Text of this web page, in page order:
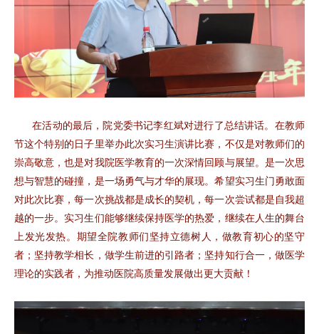
在活动的最后，院党委书记李红斌对进行了总结讲话。在教师
节这个特别的日子里举办此次实习生演讲比赛，不仅是对教师们的
崇高敬意，也是对我院医学教育的一次深情回顾与展望。是一次思
想与智慧的碰撞，是一场勇气与才华的展现。希望实习生门勇敢面
对此次比赛，每一次挑战都是成长的契机，每一次尝试都是自我超
越的一步。实习生们能够继续保持医学的热爱，继续在人生的舞台
上发光发热。期望全院教师们坚持立德树人，做教育初心的坚守
者；坚持教学相长，做学生前进的引路者；坚持知行合一，做医学
理论的实践者，为推动医院高质量发展做出更大贡献！